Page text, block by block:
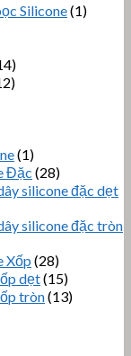
Silicone(1)
(1)
Đặc (28)
silicone đặc dẹt
silicone đặc tròn
Xốp (28)
dẹt(15)
tròn(13)